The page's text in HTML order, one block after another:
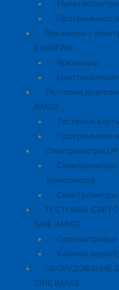
Программное
Яркомеры /
EVERFINE
Яркомеры
Тестовые
IMAGE
Тестовые
Программное
Спектрометры
Спектрометры
комплексов
ТЕСТОВЫЕ
SINE IMAGE
Кабины
ОБОРУДОВАНИЕ
SINE IMAGE